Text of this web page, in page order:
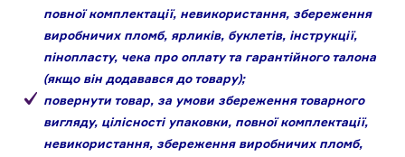
повної комплектації, невикористання, збереження
виробничих пломб, ярликів, буклетів, інструкції,
пінопласту, чека про оплату та гарантійного талона
(якщо він додавався до товару);
повернути товар, за умови збереження товарного
вигляду, цілісності упаковки, повної комплектації,
невикористання, збереження виробничих пломб,